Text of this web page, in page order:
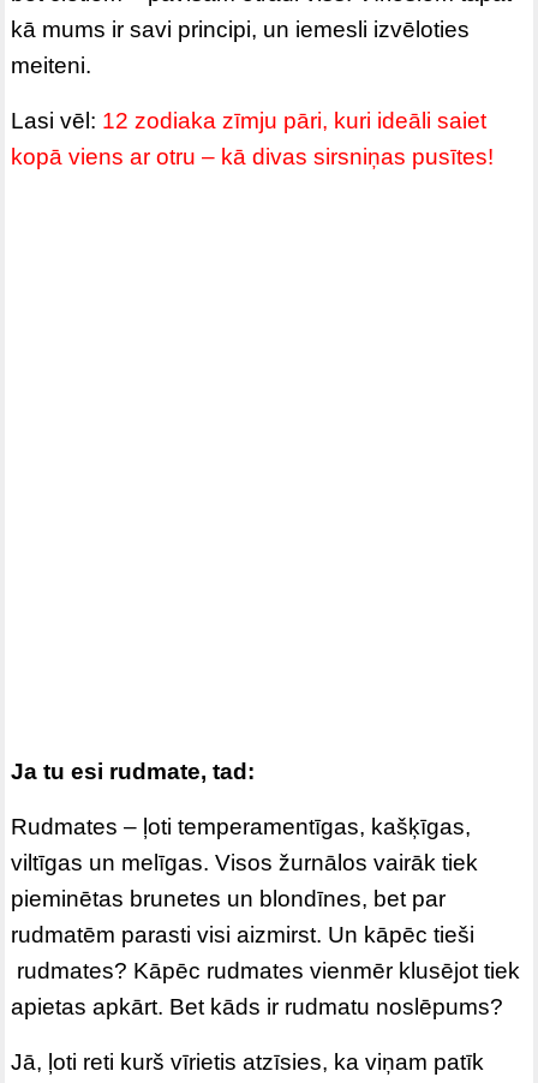
kā mums ir savi principi, un iemesli izvēloties
meiteni.
Lasi vēl: 12 zodiaka zīmju pāri, kuri ideāli saiet
kopā viens ar otru – kā divas sirsniņas pusītes!
Ja tu esi rudmate, tad:
Rudmates – ļoti temperamentīgas, kašķīgas,
viltīgas un melīgas. Visos žurnālos vairāk tiek
pieminētas brunetes un blondīnes, bet par
rudmatēm parasti visi aizmirst. Un kāpēc tieši
rudmates? Kāpēc rudmates vienmēr klusējot tiek
apietas apkārt. Bet kāds ir rudmatu noslēpums?
Jā, ļoti reti kurš vīrietis atzīsies, ka viņam patīk